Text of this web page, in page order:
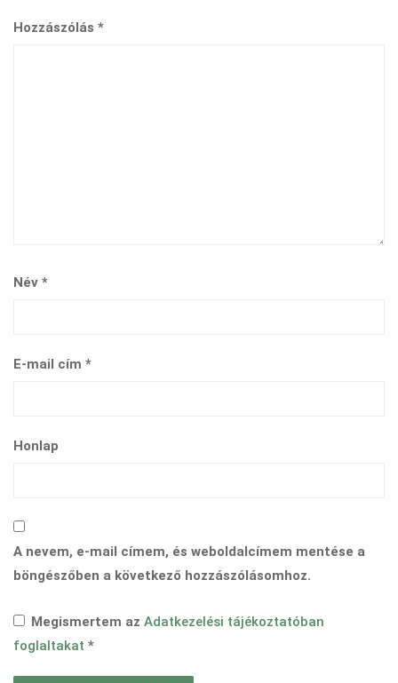
Hozzászólás *
Név *
E-mail cím *
Honlap
A nevem, e-mail címem, és weboldalcímem mentése a
böngészőben a következő hozzászólásomhoz.
Megismertem az Adatkezelési tájékoztatóban
foglaltakat *